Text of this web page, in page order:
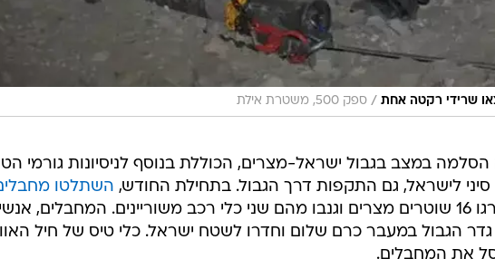
שרידי רקטה אחת / ספק 500, משטרת אילת
במצב בגבול ישראל-מצרים, הכוללת בנוסף לניסיונות גורמי
לישראל, גם התקפות דרך הגבול. בתחילת החודש, השתלטו
, הרגו 16 שוטרים מצרים וגנבו מהם שני כלי רכב משוריינים. המחבלים,
הגבול במעבר כרם שלום וחדרו לשטח ישראל. כלי טיס של חיל
את המחבלים.